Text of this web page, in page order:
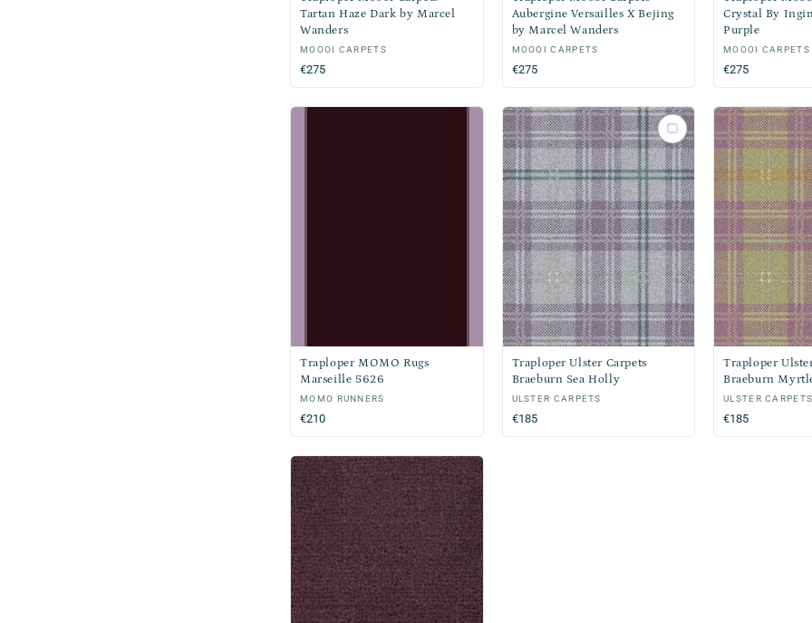
Tartan Haze Dark by Marcel
Wanders
Verkoper:
MOOOI CARPETS
Normale
prijs
€275
Aubergine Versailles X Bejing
by Marcel Wanders
Verkoper:
MOOOI CARPETS
Normale
prijs
€275
Crystal By
Purple
Verkoper:
MOOOI CARPETS
Normale
prijs
€275
Traploper MOMO Rugs
Marseille 5626
Verkoper:
MOMO RUNNERS
Normale
prijs
€210
Traploper Ulster Carpets
Braeburn Sea Holly
Verkoper:
ULSTER CARPETS
Normale
prijs
€185
Traploper
Braeburn
Verkoper:
ULSTER CARPETS
Normale
prijs
€185